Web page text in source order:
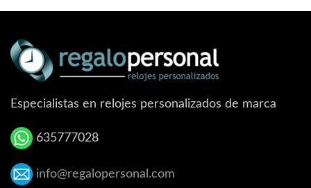
Especialistas en relojes personalizados de marca
635777028
info@regalopersonal.com